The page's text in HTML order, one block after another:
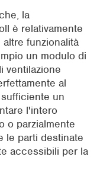
la
è relativamente
funzionalità
un modulo di
ventilazione
al
un
l'intero
o parzialmente
le parti destinate
accessibili per la